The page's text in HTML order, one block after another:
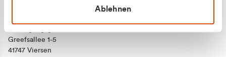
Ablehnen
Greefsallee 1-5
41747 Viersen